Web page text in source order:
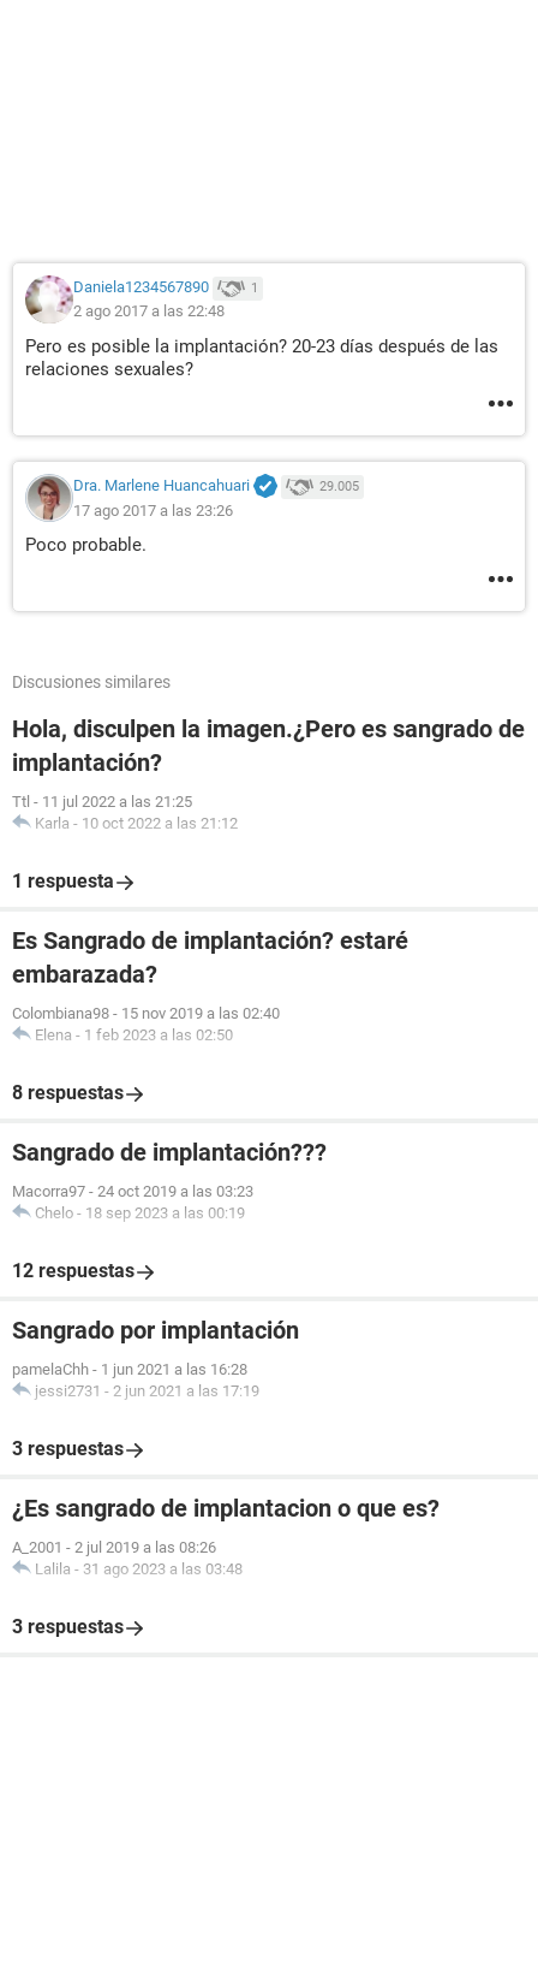
Daniela1234567890 1
2 ago 2017 a las 22:48
Pero es posible la implantación? 20-23 días después de las
relaciones sexuales?
Dra. Marlene Huancahuari 29.005
17 ago 2017 a las 23:26
Poco probable.
Discusiones similares
Hola, disculpen la imagen.¿Pero es sangrado de
implantación?
Ttl - 11 jul 2022 a las 21:25
Karla - 10 oct 2022 a las 21:12
1 respuesta
Es Sangrado de implantación? estaré
embarazada?
Colombiana98 - 15 nov 2019 a las 02:40
Elena - 1 feb 2023 a las 02:50
8 respuestas
Sangrado de implantación???
Macorra97 - 24 oct 2019 a las 03:23
Chelo - 18 sep 2023 a las 00:19
12 respuestas
Sangrado por implantación
pamelaChh - 1 jun 2021 a las 16:28
jessi2731 - 2 jun 2021 a las 17:19
3 respuestas
¿Es sangrado de implantacion o que es?
A_2001 - 2 jul 2019 a las 08:26
Lalila - 31 ago 2023 a las 03:48
3 respuestas